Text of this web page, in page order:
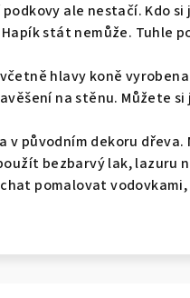
ale nestačí. Kdo
stát nemůže. Tuhle
hlavy koně
na stěnu. Můžete
v původním dekoru
bezbarvý lak,
pomalovat